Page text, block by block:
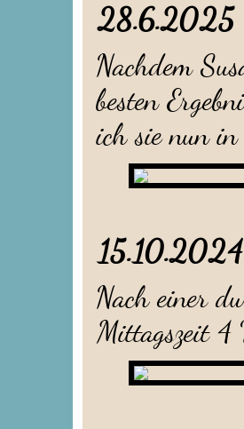
Nachdem
besten
ich sie nun in
Nach einer
Mittagszeit 4